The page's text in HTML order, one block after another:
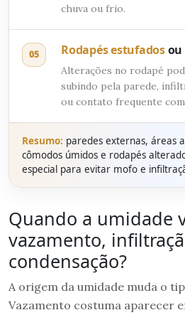
chuva ou frio.
05 Rodapés estufadosou
Alterações no rodapé
subindo pela parede,
ou contato frequente com
Resumo: paredes externas, áreas
cômodos úmidos e rodapés
especial para evitar mofo e
Quando a umidade
vazamento,
condensação?
A origem da umidade muda o
Vazamento costuma aparecer